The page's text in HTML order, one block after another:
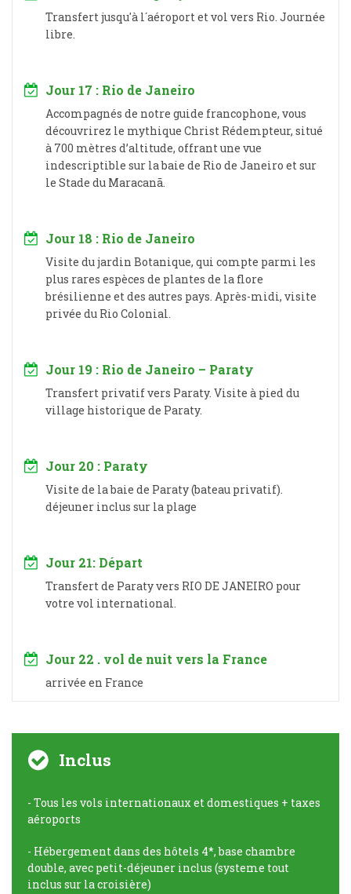
Transfert jusqu'à l´aéroport et vol vers Rio. Journée
libre.
Jour 17 : Rio de Janeiro
Accompagnés de notre guide francophone, vous
découvrirez le mythique Christ Rédempteur, situé
à 700 mètres d’altitude, offrant une vue
indescriptible sur la baie de Rio de Janeiro et sur
le Stade du Maracanã.
Jour 18 : Rio de Janeiro
Visite du jardin Botanique, qui compte parmi les
plus rares espèces de plantes de la flore
brésilienne et des autres pays. Après-midi, visite
privée du Rio Colonial.
Jour 19 : Rio de Janeiro – Paraty
Transfert privatif vers Paraty. Visite à pied du
village historique de Paraty.
Jour 20 : Paraty
Visite de la baie de Paraty (bateau privatif).
déjeuner inclus sur la plage
Jour 21: Départ
Transfert de Paraty vers RIO DE JANEIRO pour
votre vol international.
Jour 22 . vol de nuit vers la France
arrivée en France
Inclus
- Tous les vols internationaux et domestiques + taxes
aéroports
- Hébergement dans des hôtels 4*, base chambre
double, avec petit-déjeuner inclus (systeme tout
inclus sur la croisière)